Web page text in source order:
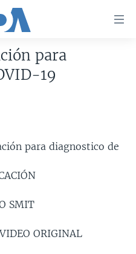
para
19
para diagnostico de
SMIT
ORIGINAL